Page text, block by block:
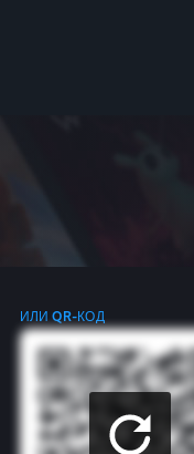
ИЛИ QR-КОД